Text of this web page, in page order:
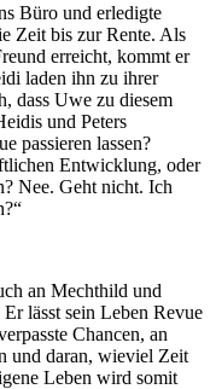
Büro und erledigte
Zeit bis zur Rente. Als
erreicht, kommt er
laden ihn zu ihrer
dass Uwe zu diesem
und Peters
passieren lassen?
Entwicklung, oder
Nee. Geht nicht. Ich
an Mechthild und
lässt sein Leben Revue
Chancen, an
und daran, wieviel Zeit
Leben wird somit